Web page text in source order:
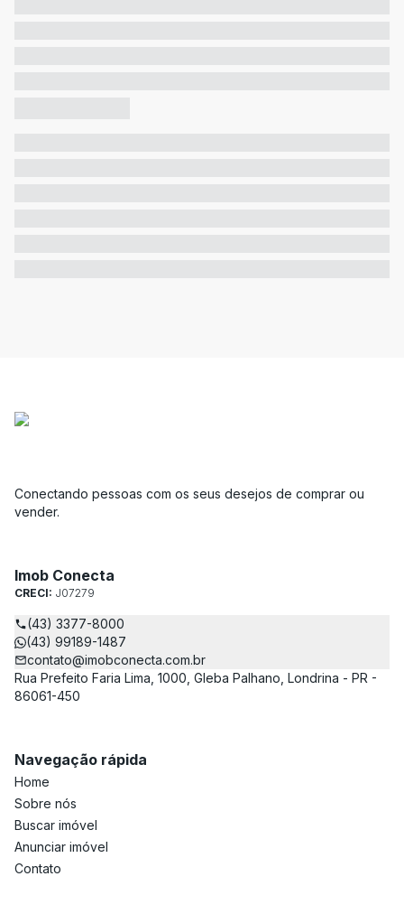
Conectando pessoas com os seus desejos de comprar ou
vender.
Imob Conecta
CRECI: J07279
(43) 3377-8000
(43) 99189-1487
contato@imobconecta.com.br
Rua Prefeito Faria Lima, 1000, Gleba Palhano, Londrina - PR -
86061-450
Navegação rápida
Home
Sobre nós
Buscar imóvel
Anunciar imóvel
Contato